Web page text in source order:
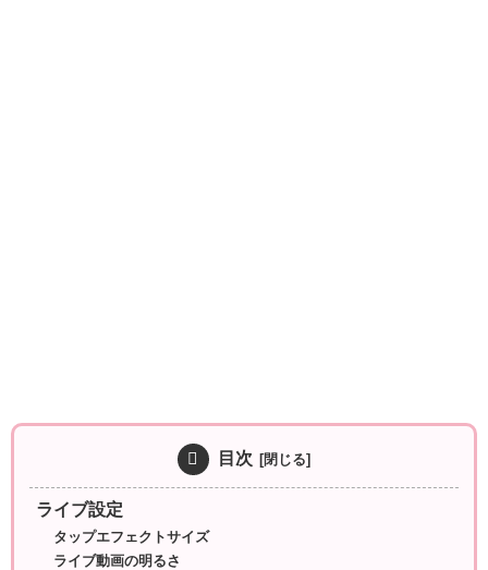
目次
ライブ設定
タップエフェクトサイズ
ライブ動画の明るさ